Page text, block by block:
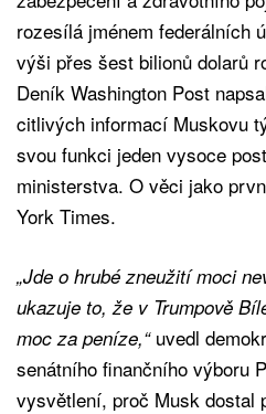
rozesílá jménem federálních
výši přes šest bilionů dolarů
Deník Washington Post
citlivých informací Muskovu
svou funkci jeden vysoce
ministerstva. O věci jako
York Times.
„Jde o hrubé zneužití moci
ukazuje to, že v Trumpově
moc za peníze,“uvedl
senátního finančního výboru
vysvětlení, proč Musk dostal